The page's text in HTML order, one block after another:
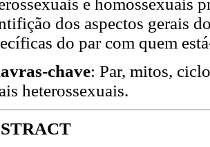
dos aspectos gerais
do par com quem
chave: Par, mitos,
heterossexuais.